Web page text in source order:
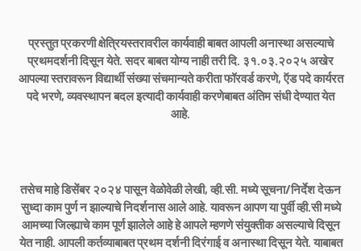
प्रस्तुत प्रकरणी क्षेत्रियस्तरावरील कार्यवाही बाबत आपली अनास्था असल्याचे
प्रथमदर्शनी दिसून येते. सदर बाबत योग्य नाही तरी दि. ३१.०३.२०२५ अखेर
आपल्या स्तरावरून विद्यार्थी संख्या संचमान्यते करीता फॉरवर्ड करणे, ऍड पदे कार्यरत
पदे भरणे, व्यवस्थापन बदल इत्यादी कार्यवाही करणेबाबत अंतिम संधी देण्यात येत
आहे.
तसेच माहे डिसेंबर २०२४ पासून वेळोवेळी लेखी, व्ही.सी. मध्ये सूचना/निर्देश देऊन
सुध्दा काम पुर्ण न झाल्याचे निदर्शनास आले आहे. यावरून आपण या पुर्वी व्ही.सी मध्ये
आमच्या जिल्ह्याचे काम पूर्ण झालेले आहे हे आपले म्हणणे संयुक्तीक असल्याचे दिसून
येत नाही. आपली कर्तव्याबाबत प्रथम दर्शनी दिरंगाई व अनास्था दिसून येते. याबाबत